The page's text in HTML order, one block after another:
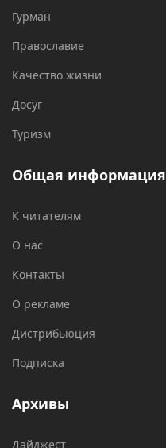
Гурман
Православие
Качество жизни
Досуг
Туризм
Общая информация
К читателям
О нас
Контакты
О рекламе
Дистрибьюция
Подписка
Архивы
Дайджест